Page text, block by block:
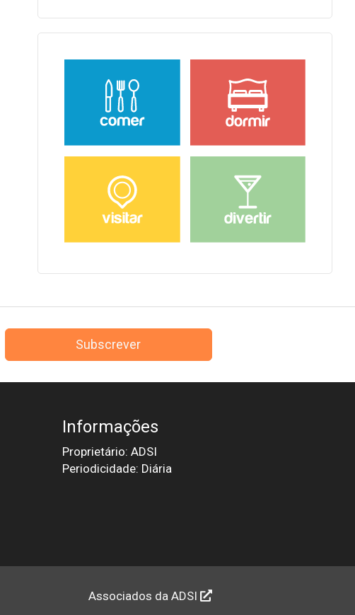
Subscrever
Informações
Proprietário: ADSI
Periodicidade: Diária
Associados da ADSI